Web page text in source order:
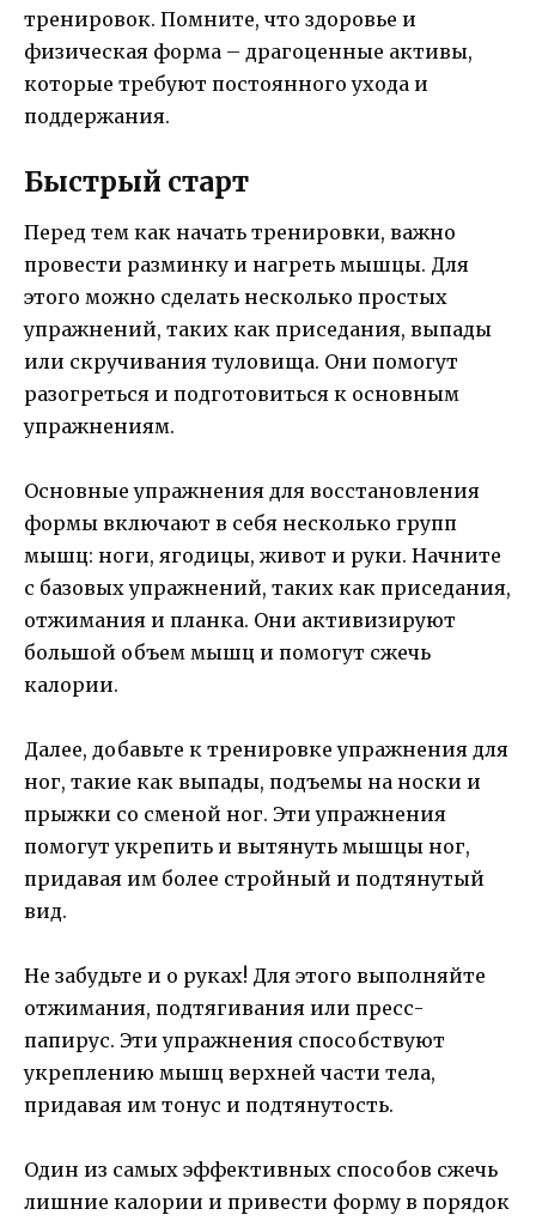
тренировок. Помните, что здоровье и
физическая форма – драгоценные активы,
которые требуют постоянного ухода и
поддержания.
Быстрый старт
Перед тем как начать тренировки, важно
провести разминку и нагреть мышцы. Для
этого можно сделать несколько простых
упражнений, таких как приседания, выпады
или скручивания туловища. Они помогут
разогреться и подготовиться к основным
упражнениям.
Основные упражнения для восстановления
формы включают в себя несколько групп
мышц: ноги, ягодицы, живот и руки. Начните
с базовых упражнений, таких как приседания,
отжимания и планка. Они активизируют
большой объем мышц и помогут сжечь
калории.
Далее, добавьте к тренировке упражнения для
ног, такие как выпады, подъемы на носки и
прыжки со сменой ног. Эти упражнения
помогут укрепить и вытянуть мышцы ног,
придавая им более стройный и подтянутый
вид.
Не забудьте и о руках! Для этого выполняйте
отжимания, подтягивания или пресс-
папирус. Эти упражнения способствуют
укреплению мышц верхней части тела,
придавая им тонус и подтянутость.
Один из самых эффективных способов сжечь
лишние калории и привести форму в порядок